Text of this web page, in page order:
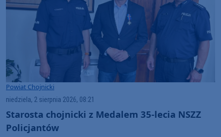
Powiat Chojnicki
niedziela, 2 sierpnia 2026, 08:21
Starosta chojnicki z Medalem 35-lecia NSZZ
Policjantów